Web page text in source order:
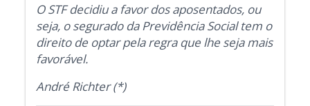
O STF decidiu a favor dos aposentados, ou
seja, o segurado da Previdência Social tem o
direito de optar pela regra que lhe seja mais
favorável.
André Richter (*)